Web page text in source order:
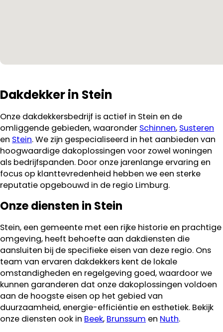
Dakdekker in Stein
Onze dakdekkersbedrijf is actief in Stein en de
omliggende gebieden, waaronder Schinnen, Susteren
en Stein. We zijn gespecialiseerd in het aanbieden van
hoogwaardige dakoplossingen voor zowel woningen
als bedrijfspanden. Door onze jarenlange ervaring en
focus op klanttevredenheid hebben we een sterke
reputatie opgebouwd in de regio Limburg.
Onze diensten in Stein
Stein, een gemeente met een rijke historie en prachtige
omgeving, heeft behoefte aan dakdiensten die
aansluiten bij de specifieke eisen van deze regio. Ons
team van ervaren dakdekkers kent de lokale
omstandigheden en regelgeving goed, waardoor we
kunnen garanderen dat onze dakoplossingen voldoen
aan de hoogste eisen op het gebied van
duurzaamheid, energie-efficiëntie en esthetiek. Bekijk
onze diensten ook in Beek, Brunssum en Nuth.